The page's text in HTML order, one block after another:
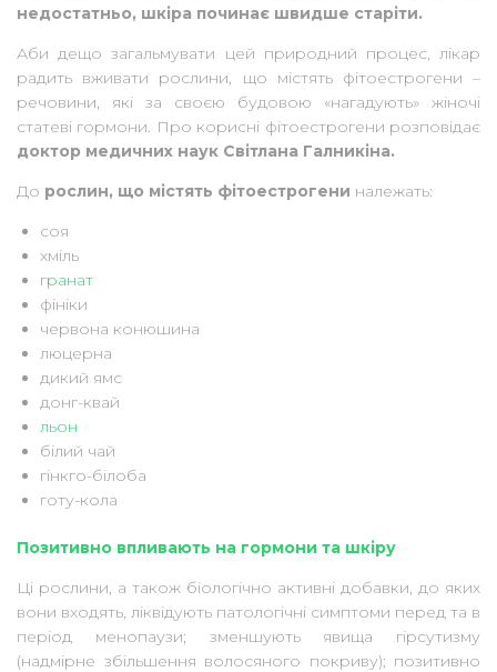
недостатньо, шкіра починає швидше старіти.
Аби дещо загальмувати цей природний процес, лікар
радить вживати рослини, що містять фітоестрогени –
речовини, які за своєю будовою «нагадують» жіночі
статеві гормони. Про корисні фітоестрогени розповідає
доктор медичних наук Світлана Галникіна.
До рослин, що містять фітоестрогени належать:
соя
хміль
гранат
фініки
червона конюшина
люцерна
дикий ямс
донг-квай
льон
білий чай
гінкго-білоба
готу-кола
Позитивно впливають на гормони та шкіру
Ці рослини, а також біологічно активні добавки, до яких
вони входять, ліквідують патологічні симптоми перед та в
період менопаузи; зменшують явища гірсутизму
(надмірне збільшення волосяного покриву); позитивно